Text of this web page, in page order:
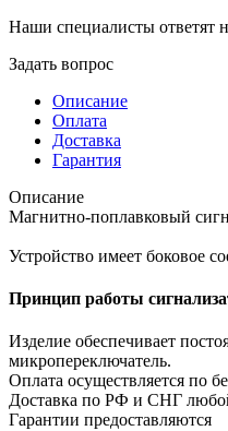
Наши специалисты ответят
Задать вопрос
Описание
Оплата
Доставка
Гарантия
Описание
Магнитно-поплавковый
Устройство имеет боковое
Принцип работы
Изделие обеспечивает
микропереключатель.
Оплата осуществляется по
Доставка по РФ и СНГ
Гарантии предоставляются